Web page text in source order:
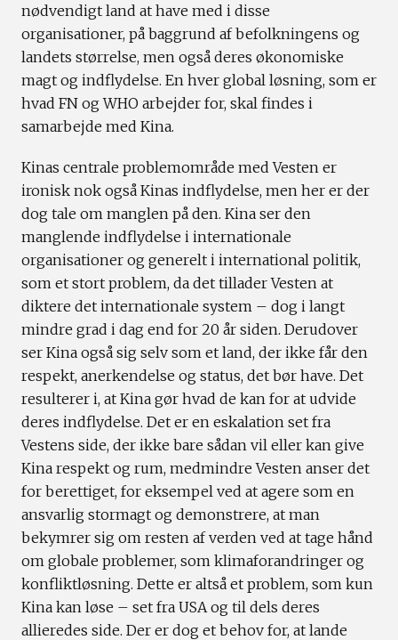
nødvendigt land at have med i disse
organisationer, på baggrund af befolkningens og
landets størrelse, men også deres økonomiske
magt og indflydelse. En hver global løsning, som er
hvad FN og WHO arbejder for, skal findes i
samarbejde med Kina.
Kinas centrale problemområde med Vesten er
ironisk nok også Kinas indflydelse, men her er der
dog tale om manglen på den. Kina ser den
manglende indflydelse i internationale
organisationer og generelt i international politik,
som et stort problem, da det tillader Vesten at
diktere det internationale system – dog i langt
mindre grad i dag end for 20 år siden. Derudover
ser Kina også sig selv som et land, der ikke får den
respekt, anerkendelse og status, det bør have. Det
resulterer i, at Kina gør hvad de kan for at udvide
deres indflydelse. Det er en eskalation set fra
Vestens side, der ikke bare sådan vil eller kan give
Kina respekt og rum, medmindre Vesten anser det
for berettiget, for eksempel ved at agere som en
ansvarlig stormagt og demonstrere, at man
bekymrer sig om resten af verden ved at tage hånd
om globale problemer, som klimaforandringer og
konfliktløsning. Dette er altså et problem, som kun
Kina kan løse – set fra USA og til dels deres
allieredes side. Der er dog et behov for, at lande